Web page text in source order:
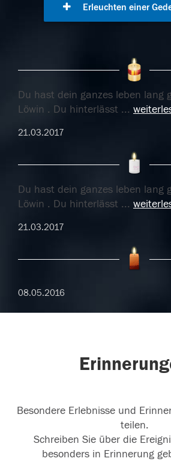
Erleuchten einer
Du hast dein ganzes leben lang
Löwin . Du hinterlässt ...
21.03.2017
Du hast dein ganzes leben lang
Löwin . Du hinterlässt ...
21.03.2017
08.05.2016
Besondere Erlebnisse und
teilen.
Schreiben Sie über die
besonders in Erinnerung